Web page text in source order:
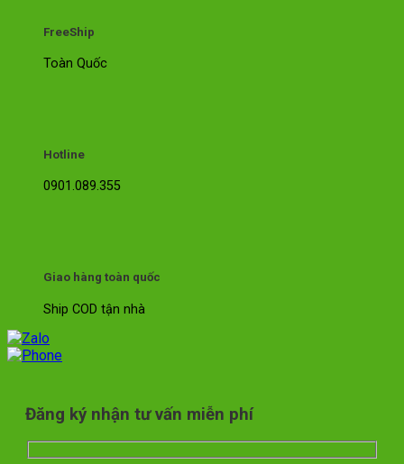
FreeShip
Toàn Quốc
Hotline
0901.089.355
Giao hàng toàn quốc
Ship COD tận nhà
Đăng ký nhận tư vấn miễn phí